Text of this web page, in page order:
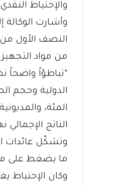
والإحتياط
النصف الأول من
من مواد
“تباطؤاً واضحاً
الناتج
ما يضغط على
وكان الإحتياط